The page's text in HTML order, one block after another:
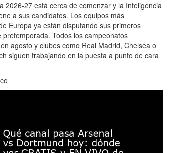
2026-27 está cerca de comenzar y la Inteligencia
a sus candidatos. Los equipos más
Europa ya están disputando sus primeros
pretemporada. Todos los campeonatos
agosto y clubes como Real Madrid, Chelsea o
siguen trabajando en la puesta a punto de cara